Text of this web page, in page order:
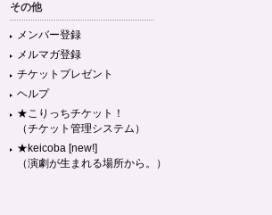
その他
メンバー登録
メルマガ登録
チケットプレゼント
ヘルプ
★こりっちチケット！
（チケット管理システム）
★keicoba [new!]
（演劇が生まれる場所から。）